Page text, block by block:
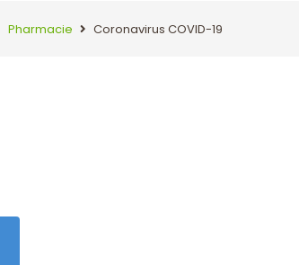
Pharmacie Coronavirus COVID-19